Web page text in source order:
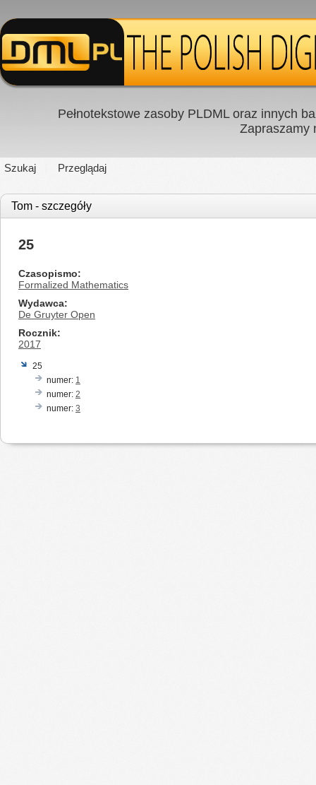
Pełnotekstowe zasoby PLDML oraz innych
Zapraszamy
Szukaj Przeglądaj
Tom - szczegóły
25
Czasopismo
Formalized Mathematics
Wydawca
De Gruyter Open
Rocznik
2017
25
numer: 1
numer: 2
numer: 3